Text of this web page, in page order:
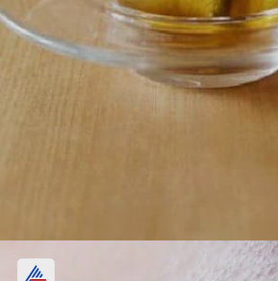
గ్రీన్ టీతో ప్రయోజనం